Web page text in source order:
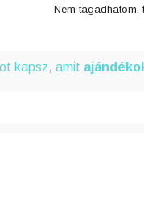
Nem
kapsz, amit